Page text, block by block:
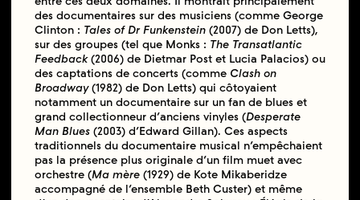
des documentaires sur des musiciens (comme George
Clinton : Tales of Dr Funkenstein(2007) de Don Letts),
sur des groupes (tel que Monks : The Transatlantic
Feedback(2006) de Dietmar Post et Lucia Palacios) ou
des captations de concerts (comme Clash on
Broadway(1982) de Don Letts) qui côtoyaient
notamment un documentaire sur un fan de blues et
grand collectionneur d’anciens vinyles (Desperate
Man Blues(2003) d’Edward Gillan). Ces aspects
traditionnels du documentaire musical n’empêchaient
pas la présence plus originale d’un film muet avec
orchestre (Ma mère(1929) de Kote Mikaberidze
accompagné de l’ensemble Beth Custer) et même